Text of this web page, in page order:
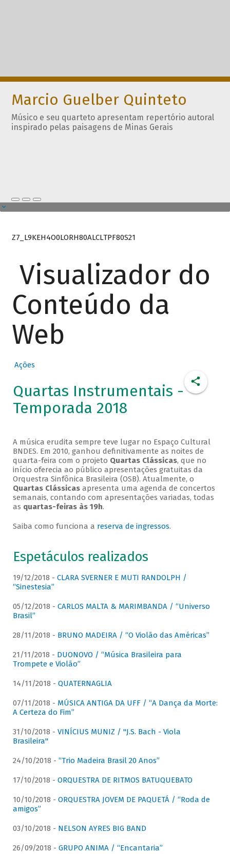
Marcio Guelber Quinteto
Músico e seu quarteto apresentam repertório autoral
inspirado pelas paisagens de Minas Gerais
Z7_L9KEH4O0LORH80ALCLTPF80S21
Visualizador do
Conteúdo da
Web
Ações
Quartas Instrumentais -
Temporada 2018
A música erudita sempre teve lugar no Espaço Cultural
BNDES. Em 2010, ganhou definitivamente as noites de
quarta-feira com o projeto Quartas Clássicas, que no
início oferecia ao público apresentações gratuitas da
Orquestra Sinfônica Brasileira (OSB). Atualmente, o
Quartas Clássicasapresenta uma agenda de concertos
semanais, contando com apresentações variadas, todas
as quartas-feiras às 19h.
Saiba como funciona a reserva de ingressos.
Espetáculos realizados
19/12/2018 - CLARA SVERNER E MUTI RANDOLPH /
“Sinestesia”
05/12/2018 - CARLOS MALTA & MARIMBANDA / “Universo
Brasil”
28/11/2018 - BRUNO MADEIRA / “O Violão das Américas”
21/11/2018 - DUONOVO / “Música Brasileira para
Trompete e Violão”
14/11/2018 - QUATERNAGLIA
07/11/2018 - MÚSICA ANTIGA DA UFF / “A Dança da Morte:
A Certeza do Fim”
31/10/2018 - VINÍCIUS MUNIZ / "J.S. Bach - Viola
Brasileira"
24/10/2018 - “Trio Madeira Brasil 20 Anos”
17/10/2018 - ORQUESTRA DE RITMOS BATUQUEBATO
10/10/2018 - ORQUESTRA JOVEM DE PAQUETÁ / “Roda de
amigos”
03/10/2018 - NELSON AYRES BIG BAND
26/09/2018 - GRUPO ANIMA / “Encantaria”